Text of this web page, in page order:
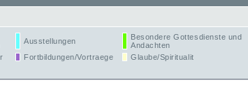
Ausstellungen
Besondere Gottesdienste und
Andachten
Fortbildungen/Vortraege
Glaube/Spiritualit